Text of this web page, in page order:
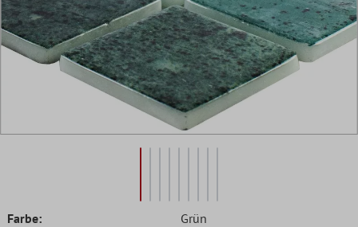
Farbe:
Grün